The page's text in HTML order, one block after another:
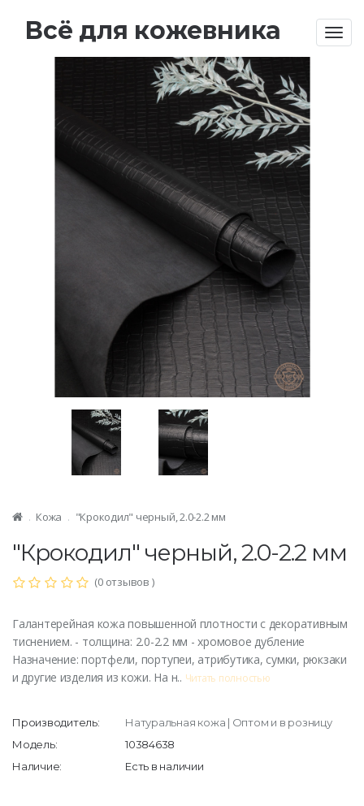
Всё для кожевника
Кожа "Крокодил" черный, 2.0-2.2 мм
"Крокодил" черный, 2.0-2.2 мм
(0 отзывов )
Галантерейная кожа повышенной плотности с декоративным
тиснением. - толщина: 2.0-2.2 мм - хромовое дубление
Назначение: портфели, портупеи, атрибутика, сумки, рюкзаки
и другие изделия из кожи. На н.. Читать полностью
Производитель:
Натуральная кожа | Оптом и в розницу
Модель:
10384638
Наличие:
Есть в наличии